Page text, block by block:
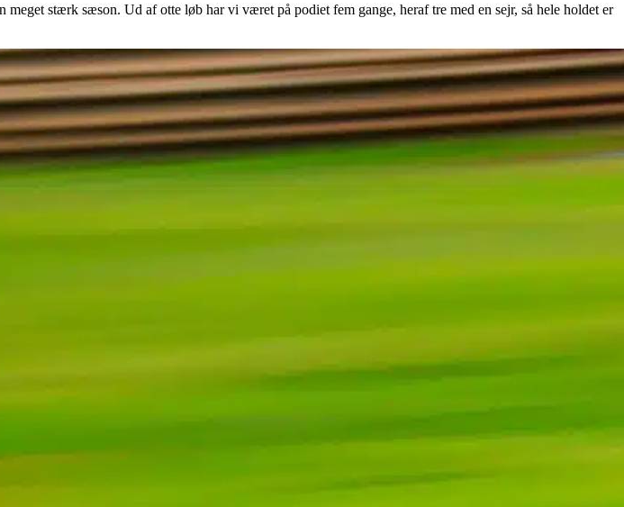
stærk sæson. Ud af otte løb har vi været på podiet fem gange, heraf tre med en sejr, så hele holdet er